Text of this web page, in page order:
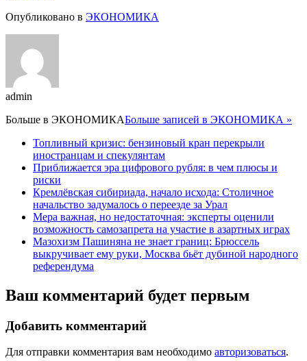
Опубликовано в ЭКОНОМИКА
admin
Больше в ЭКОНОМИКАБольше записей в ЭКОНОМИКА »
Топливный кризис: бензиновый кран перекрыли
иностранцам и спекулянтам
Приближается эра цифрового рубля: в чем плюсы и
риски
Кремлёвская сибириада, начало исхода: Столичное
начальство задумалось о переезде за Урал
Мера важная, но недостаточная: эксперты оценили
возможность самозапрета на участие в азартных играх
Мазохизм Пашиняна не знает границ: Брюссель
выкручивает ему руки, Москва бьёт дубиной народного
референдума
Ваш комментарий будет первым
Добавить комментарий
Для отправки комментария вам необходимо авторизоваться.